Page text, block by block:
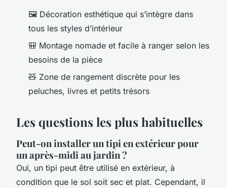
🖼 Décoration esthétique qui s’intègre dans
tous les styles d’intérieur
🎒 Montage nomade et facile à ranger selon les
besoins de la pièce
🧸 Zone de rangement discrète pour les
peluches, livres et petits trésors
Les questions les plus habituelles
Peut-on installer un tipi en extérieur pour
un après-midi au jardin ?
Oui, un tipi peut être utilisé en extérieur, à
condition que le sol soit sec et plat. Cependant, il